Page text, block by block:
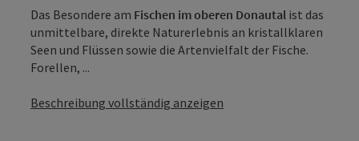
Das Besondere am Fischen im oberen Donautal ist das
unmittelbare, direkte Naturerlebnis an kristallklaren
Seen und Flüssen sowie die Artenvielfalt der Fische.
Forellen, ...
Beschreibung vollständig anzeigen